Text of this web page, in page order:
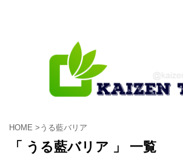
HOME > うる藍バリア
「 うる藍バリア 」 一覧